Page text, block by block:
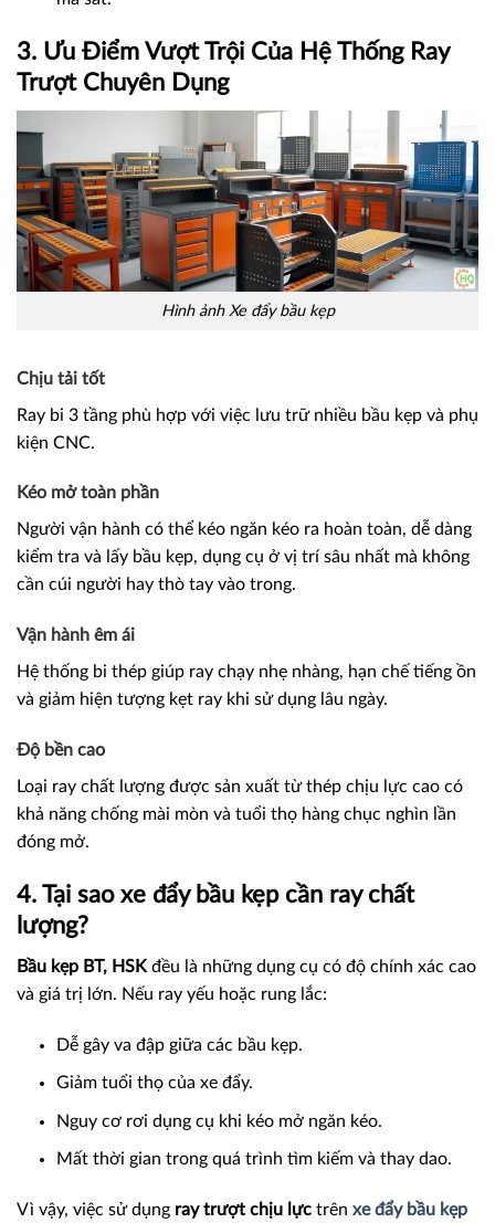
3. Ưu Điểm Vượt Trội Của Hệ Thống Ray
Trượt Chuyên Dụng
Hình ảnh Xe đẩy bầu kẹp
Chịu tải tốt
Ray bi 3 tầng phù hợp với việc lưu trữ nhiều bầu kẹp và phụ
kiện CNC.
Kéo mở toàn phần
Người vận hành có thể kéo ngăn kéo ra hoàn toàn, dễ dàng
kiểm tra và lấy bầu kẹp, dụng cụ ở vị trí sâu nhất mà không
cần cúi người hay thò tay vào trong.
Vận hành êm ái
Hệ thống bi thép giúp ray chạy nhẹ nhàng, hạn chế tiếng ồn
và giảm hiện tượng kẹt ray khi sử dụng lâu ngày.
Độ bền cao
Loại ray chất lượng được sản xuất từ thép chịu lực cao có
khả năng chống mài mòn và tuổi thọ hàng chục nghìn lần
đóng mở.
4. Tại sao xe đẩy bầu kẹp cần ray chất
lượng?
Bầu kẹp BT, HSK đều là những dụng cụ có độ chính xác cao
và giá trị lớn. Nếu ray yếu hoặc rung lắc:
Dễ gây va đập giữa các bầu kẹp.
Giảm tuổi thọ của xe đẩy.
Nguy cơ rơi dụng cụ khi kéo mở ngăn kéo.
Mất thời gian trong quá trình tìm kiếm và thay dao.
Vì vậy, việc sử dụng ray trượt chịu lực trên xe đẩy bầu kẹp